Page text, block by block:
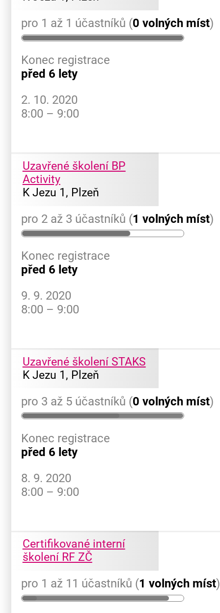
pro 1 až 1 účastníků (0 volných míst)
Konec registrace
před 6 lety
2. 10. 2020
8:00 – 9:00
Uzavřené školení BP
Activity
K Jezu 1, Plzeň
pro 2 až 3 účastníků (1 volných míst)
Konec registrace
před 6 lety
9. 9. 2020
8:00 – 9:00
Uzavřené školení STAKS
K Jezu 1, Plzeň
pro 3 až 5 účastníků (0 volných míst)
Konec registrace
před 6 lety
8. 9. 2020
8:00 – 9:00
Certifikované interní
školení RF ZČ
pro 1 až 11 účastníků (1 volných míst)